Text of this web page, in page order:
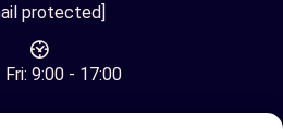
protected]
Fri: 9:00 - 17:00